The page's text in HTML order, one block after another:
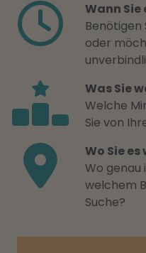
Wann Sie
Benötigen
oder
Was Sie
Welche
Sie von
Wo Sie es
Wo genau
welchem
Suche?